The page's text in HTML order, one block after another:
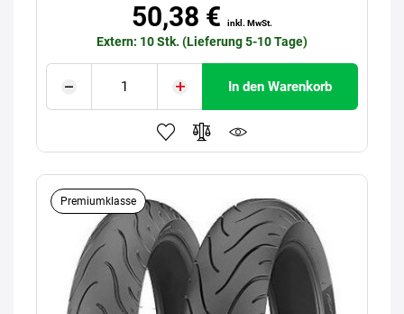
50,38 € inkl. MwSt.
Extern: 10 Stk. (Lieferung 5-10 Tage)
In den Warenkorb
Premiumklasse